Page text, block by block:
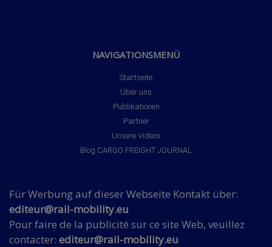
NAVIGATIONSMENÜ
Startseite
Über uns
Publikationen
Partner
Unsere Videos
Blog CARGO FREIGHT JOURNAL
Für Werbung auf dieser Webseite Kontakt über:
editeur@rail-mobility.eu
Pour faire de la publicité sur ce site Web, veuillez
contacter: editeur@rail-mobility.eu